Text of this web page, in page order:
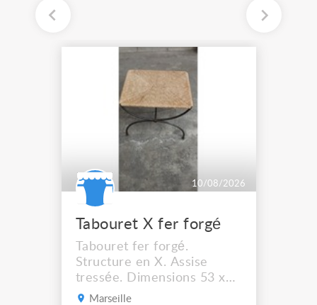
10/08/2026
Tabouret X fer forgé
Tabouret fer forgé.
Structure en X. Assise
tressée. Dimensions 53 x
44 cm. Hauteur assise :
Marseille